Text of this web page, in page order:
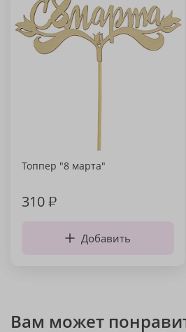
Топпер "8 марта"
310₽
Добавить
Вам может